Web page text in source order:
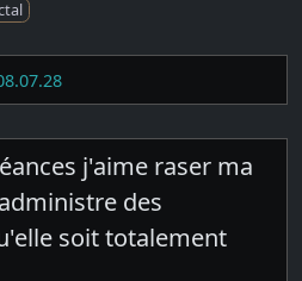
j'aime raser ma
des
soit totalement